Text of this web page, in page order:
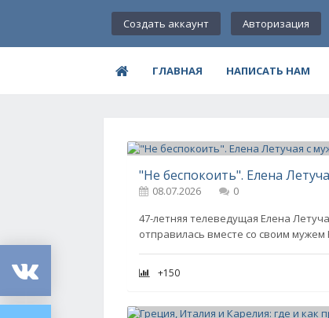
Создать аккаунт Авторизация
ГЛАВНАЯ НАПИСАТЬ НАМ
"Не беспокоить". Елена
08.07.2026
0
47-летняя телеведущая Елена
отправилась вместе со своим
+150